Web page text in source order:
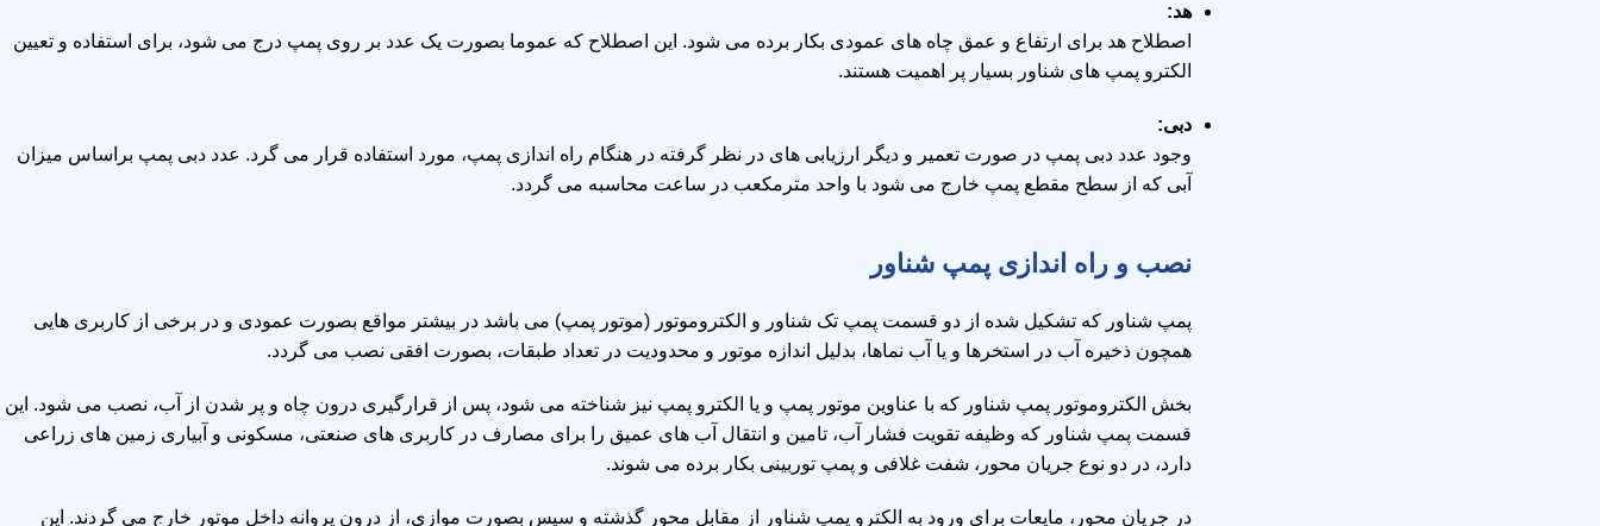
هد:
اصطلاح هد برای ارتفاع و عمق چاه های عمودی بکار برده می شود. این اصطلاح که عموما بصورت یک عدد بر روی پمپ درج می شود، برای استفاده و تعیین
الکترو پمپ های شناور بسیار پر اهمیت هستند.
دبی:
وجود عدد دبی پمپ در صورت تعمیر و دیگر ارزیابی های در نظر گرفته در هنگام راه اندازی پمپ، مورد استفاده قرار می گرد. عدد دبی پمپ براساس میزان
آبی که از سطح مقطع پمپ خارج می شود با واحد مترمکعب در ساعت محاسبه می گردد.
نصب و راه اندازی پمپ شناور
پمپ شناور که تشکیل شده از دو قسمت پمپ تک شناور و الکتروموتور (موتور پمپ) می باشد در بیشتر مواقع بصورت عمودی و در برخی از کاربری هایی
همچون ذخیره آب در استخرها و یا آب نماها، بدلیل اندازه موتور و محدودیت در تعداد طبقات، بصورت افقی نصب می گردد.
بخش الکتروموتور پمپ شناور که با عناوین موتور پمپ و یا الکترو پمپ نیز شناخته می شود، پس از قرارگیری درون چاه و پر شدن از آب، نصب می شود. این
قسمت پمپ شناور که وظیفه تقویت فشار آب، تامین و انتقال آب های عمیق را برای مصارف در کاربری های صنعتی، مسکونی و آبیاری زمین های زراعی
دارد، در دو نوع جریان محور، شفت غلافی و پمپ توربینی بکار برده می شوند.
در جریان محور، مایعات برای ورود به الکترو پمپ شناور از مقابل محور گذشته و سپس بصورت موازی، از درون پروانه داخل موتور خارج می گردند. این